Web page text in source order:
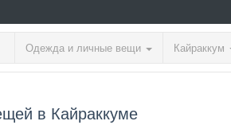
Одежда и личные вещи Кайраккум
в Кайраккуме